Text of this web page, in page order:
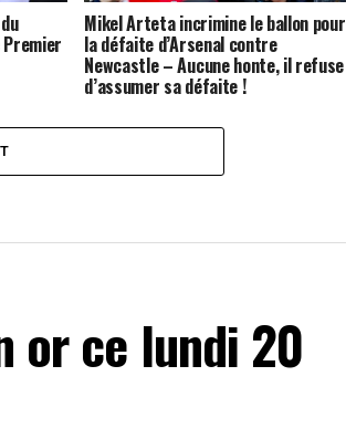
Mikel Arteta incrimine le ballon pour
la défaite d’Arsenal contre
Newcastle – Aucune honte, il refuse
d’assumer sa défaite !
or ce lundi 20